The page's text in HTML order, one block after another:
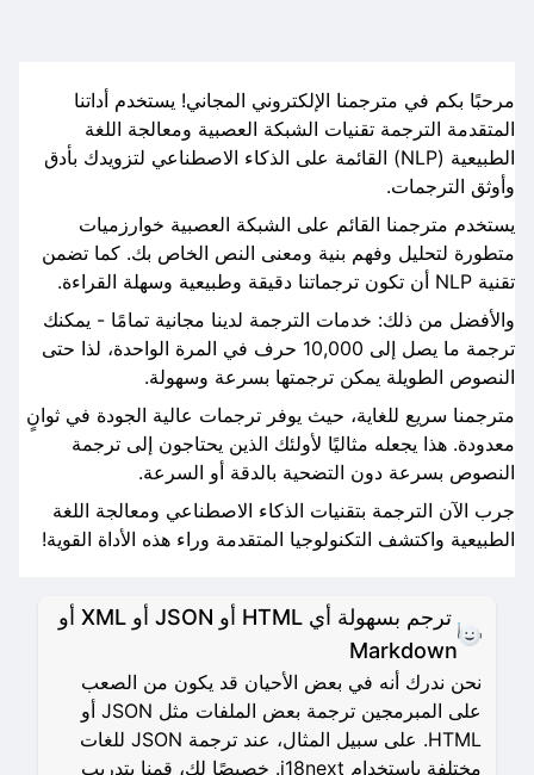
مرحبًا بكم في مترجمنا الإلكتروني المجاني! يستخدم أداتنا
المتقدمة الترجمة تقنيات الشبكة العصبية ومعالجة اللغة
الطبيعية (NLP) القائمة على الذكاء الاصطناعي لتزويدك بأدق
وأوثق الترجمات.
يستخدم مترجمنا القائم على الشبكة العصبية خوارزميات
متطورة لتحليل وفهم بنية ومعنى النص الخاص بك. كما تضمن
تقنية NLP أن تكون ترجماتنا دقيقة وطبيعية وسهلة القراءة.
والأفضل من ذلك: خدمات الترجمة لدينا مجانية تمامًا - يمكنك
ترجمة ما يصل إلى 10,000 حرف في المرة الواحدة، لذا حتى
النصوص الطويلة يمكن ترجمتها بسرعة وسهولة.
مترجمنا سريع للغاية، حيث يوفر ترجمات عالية الجودة في ثوانٍ
معدودة. هذا يجعله مثاليًا لأولئك الذين يحتاجون إلى ترجمة
النصوص بسرعة دون التضحية بالدقة أو السرعة.
جرب الآن الترجمة بتقنيات الذكاء الاصطناعي ومعالجة اللغة
الطبيعية واكتشف التكنولوجيا المتقدمة وراء هذه الأداة القوية!
ترجم بسهولة أي HTML أو JSON أو XML أو
Markdown
نحن ندرك أنه في بعض الأحيان قد يكون من الصعب
على المبرمجين ترجمة بعض الملفات مثل JSON أو
HTML. على سبيل المثال، عند ترجمة JSON للغات
مختلفة باستخدام i18next. خصيصًا لك، قمنا بتدريب